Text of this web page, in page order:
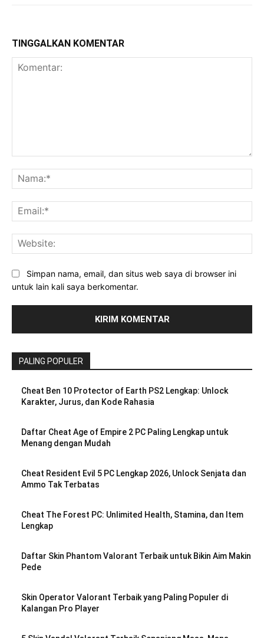
TINGGALKAN KOMENTAR
Simpan nama, email, dan situs web saya di browser ini
untuk lain kali saya berkomentar.
PALING POPULER
Cheat Ben 10 Protector of Earth PS2 Lengkap: Unlock
Karakter, Jurus, dan Kode Rahasia
Daftar Cheat Age of Empire 2 PC Paling Lengkap untuk
Menang dengan Mudah
Cheat Resident Evil 5 PC Lengkap 2026, Unlock Senjata dan
Ammo Tak Terbatas
Cheat The Forest PC: Unlimited Health, Stamina, dan Item
Lengkap
Daftar Skin Phantom Valorant Terbaik untuk Bikin Aim Makin
Pede
Skin Operator Valorant Terbaik yang Paling Populer di
Kalangan Pro Player